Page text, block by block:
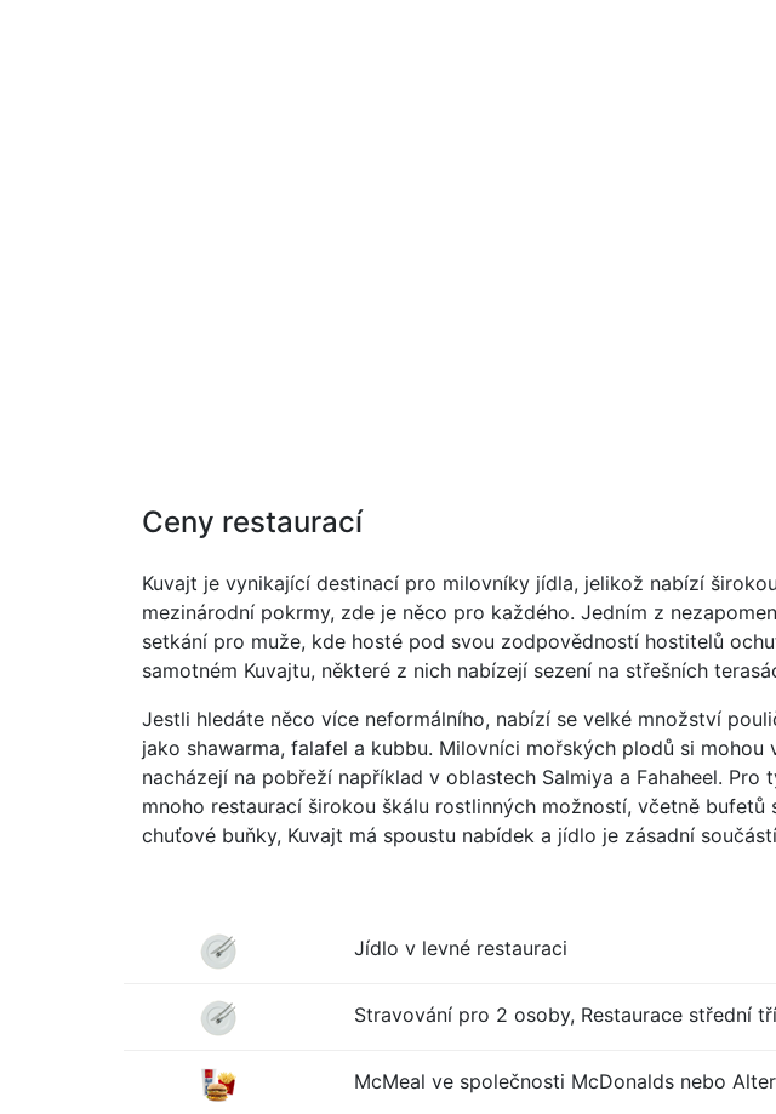
Ceny restaurací
Kuvajt je vynikající destinací pro milovníky jídla, jelikož nabízí
mezinárodní pokrmy, zde je něco pro každého. Jedním z
setkání pro muže, kde hosté pod svou zodpovědností hostitelů
samotném Kuvajtu, některé z nich nabízejí sezení na střešních
Jestli hledáte něco více neformálního, nabízí se velké množství
jako shawarma, falafel a kubbu. Milovníci mořských plodů si
nacházejí na pobřeží například v oblastech Salmiya a Fahaheel.
mnoho restaurací širokou škálu rostlinných možností, včetně
chuťové buňky, Kuvajt má spoustu nabídek a jídlo je zásadní
Jídlo v levné restauraci
Stravování pro 2 osoby, Restaurace střední
McMeal ve společnosti McDonalds nebo